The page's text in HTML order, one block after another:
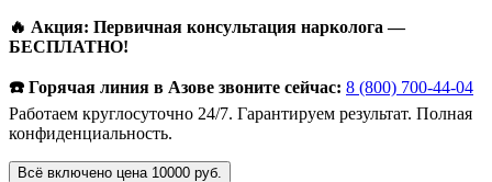
🔥 Акция: Первичная консультация нарколога —
БЕСПЛАТНО!
☎️ Горячая линия в Азове звоните сейчас: 8 (800) 700-44-04
Работаем круглосуточно 24/7. Гарантируем результат. Полная
конфиденциальность.
Всё включено цена 10000 руб.